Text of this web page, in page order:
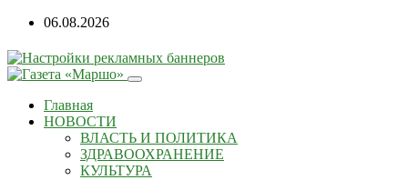
06.08.2026
Главная
НОВОСТИ
ВЛАСТЬ И ПОЛИТИКА
ЗДРАВООХРАНЕНИЕ
КУЛЬТУРА